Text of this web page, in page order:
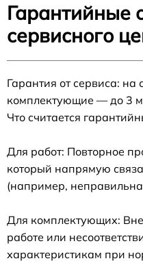
Гарантийные
сервисного
Гарантия от сервиса:
комплектующие — до 3
Что считается
Для работ: Повторное
который напрямую
(например,
Для комплектующих:
работе или
характеристикам при